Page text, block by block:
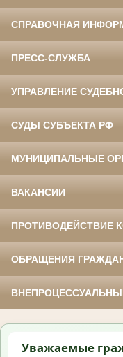
СПРАВОЧНАЯ
ПРЕСС-СЛУЖБА
УПРАВЛЕНИЕ
СУДЫ СУБЪЕКТА РФ
МУНИЦИПАЛЬНЫЕ
ВАКАНСИИ
ПРОТИВОДЕЙСТВИЕ
ОБРАЩЕНИЯ
Уважаемые